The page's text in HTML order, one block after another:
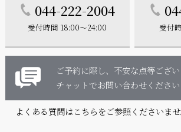
044-222-2004
受付時間 18:00～24:00 受付
ご予約に際し、不安な点等ござ
チャットでお問い合わせください
よくある質問はこちらをご参照くださいませ